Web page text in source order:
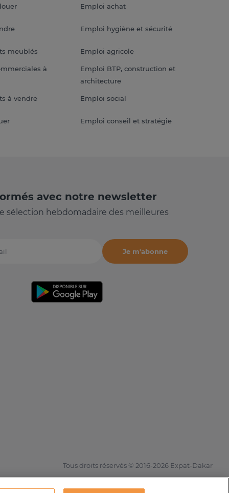
meublés
à
à vendre
Emploi achat
Emploi hygiène et sécurité
Emploi agricole
Emploi BTP, construction et
architecture
Emploi social
Emploi conseil et stratégie
avec notre newsletter
sélection hebdomadaire des meilleures
Je m'abonne
Tous droits réservés © 2016-2026 Expat-Dakar